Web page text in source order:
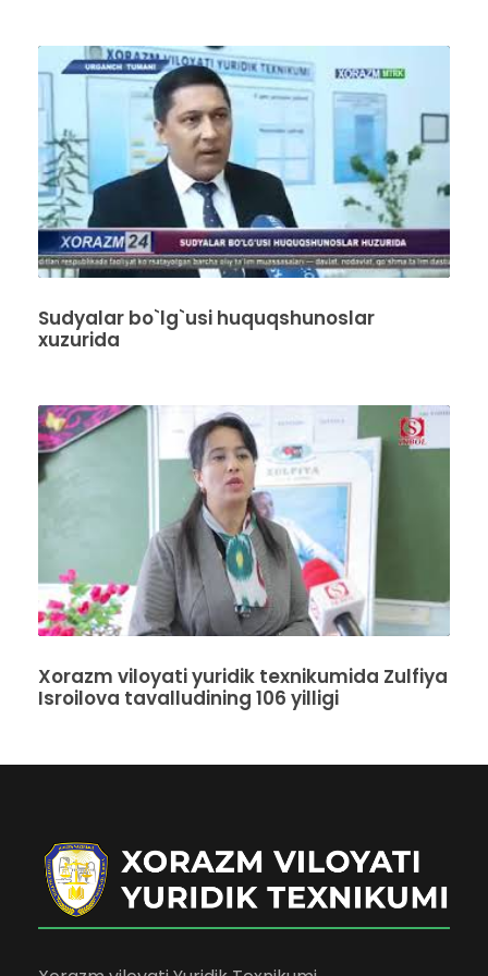
Sudyalar bo`lg`usi huquqshunoslar
xuzurida
Xorazm viloyati yuridik texnikumida Zulfiya
Isroilova tavalludining 106 yilligi